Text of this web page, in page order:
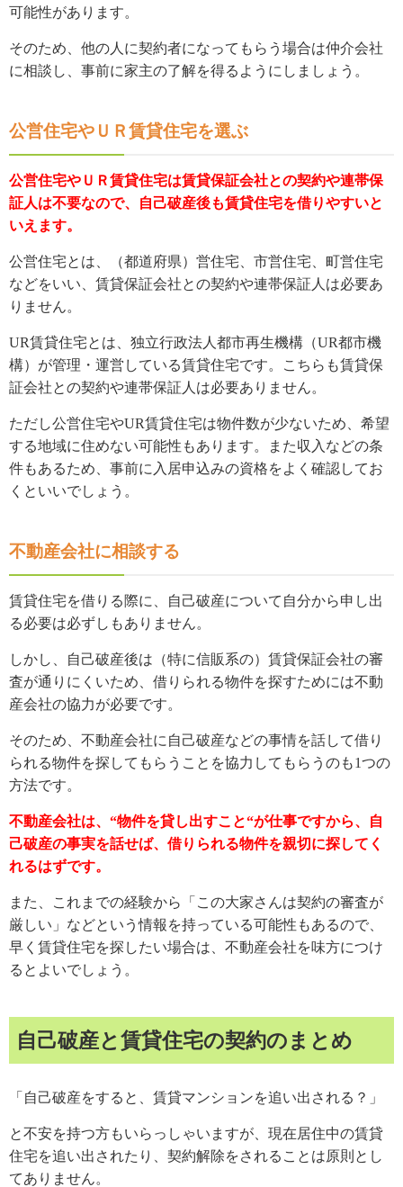
可能性があります。
そのため、他の人に契約者になってもらう場合は仲介会社
に相談し、事前に家主の了解を得るようにしましょう。
公営住宅やＵＲ賃貸住宅を選ぶ
公営住宅やＵＲ賃貸住宅は賃貸保証会社との契約や連帯保
証人は不要なので、自己破産後も賃貸住宅を借りやすいと
いえます。
公営住宅とは、（都道府県）営住宅、市営住宅、町営住宅
などをいい、賃貸保証会社との契約や連帯保証人は必要あ
りません。
UR賃貸住宅とは、独立行政法人都市再生機構（UR都市機
構）が管理・運営している賃貸住宅です。こちらも賃貸保
証会社との契約や連帯保証人は必要ありません。
ただし公営住宅やUR賃貸住宅は物件数が少ないため、希望
する地域に住めない可能性もあります。また収入などの条
件もあるため、事前に入居申込みの資格をよく確認してお
くといいでしょう。
不動産会社に相談する
賃貸住宅を借りる際に、自己破産について自分から申し出
る必要は必ずしもありません。
しかし、自己破産後は（特に信販系の）賃貸保証会社の審
査が通りにくいため、借りられる物件を探すためには不動
産会社の協力が必要です。
そのため、不動産会社に自己破産などの事情を話して借り
られる物件を探してもらうことを協力してもらうのも1つの
方法です。
不動産会社は、“物件を貸し出すこと“が仕事ですから、自
己破産の事実を話せば、借りられる物件を親切に探してく
れるはずです。
また、これまでの経験から「この大家さんは契約の審査が
厳しい」などという情報を持っている可能性もあるので、
早く賃貸住宅を探したい場合は、不動産会社を味方につけ
るとよいでしょう。
自己破産と賃貸住宅の契約のまとめ
「自己破産をすると、賃貸マンションを追い出される？」
と不安を持つ方もいらっしゃいますが、現在居住中の賃貸
住宅を追い出されたり、契約解除をされることは原則とし
てありません。